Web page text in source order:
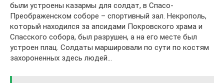
были устроены казармы для солдат, в Спасо-
Преображенском соборе – спортивный зал. Некрополь,
который находился за апсидами Покровского храма и
Спасского собора, был разрушен, а на его месте был
устроен плац. Солдаты маршировали по сути по костям
захороненных здесь людей…